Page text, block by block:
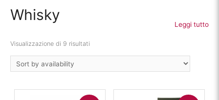
Whisky
Leggi tutto
Visualizzazione di 9 risultati